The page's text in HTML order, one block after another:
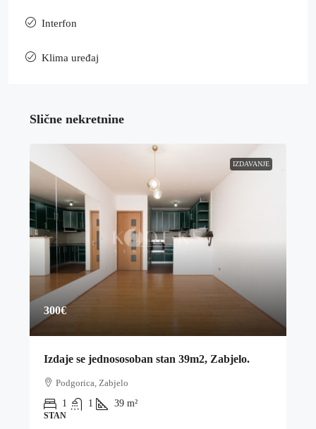
Interfon
Klima uređaj
Slične nekretnine
IZDAVANJE
300€
Izdaje se jednososoban stan 39m2, Zabjelo.
Podgorica, Zabjelo
1
1 39 m²
STAN